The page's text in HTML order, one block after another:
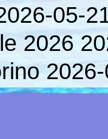
05-
2026